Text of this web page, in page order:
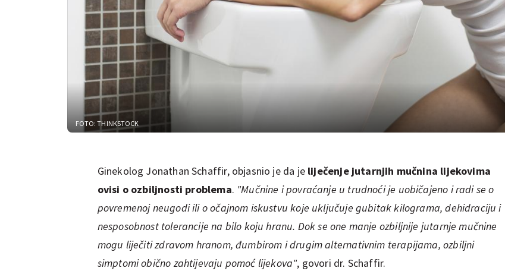
FOTO: THINKSTOCK
Ginekolog Jonathan Schaffir, objasnio je da je liječenje jutarnjih mučnina lijekovima
ovisi o ozbiljnosti problema. "Mučnine i povraćanje u trudnoći je uobičajeno i radi se o
povremenoj neugodi ili o očajnom iskustvu koje uključuje gubitak kilograma, dehidraciju i
nesposobnost tolerancije na bilo koju hranu. Dok se one manje ozbiljnije jutarnje mučnine
mogu liječiti zdravom hranom, đumbirom i drugim alternativnim terapijama, ozbiljni
simptomi obično zahtijevaju pomoć lijekova", govori dr. Schaffir.